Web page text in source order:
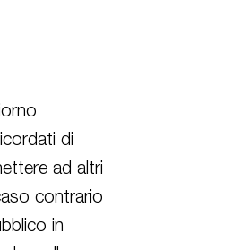
di
ad altri
contrario
in